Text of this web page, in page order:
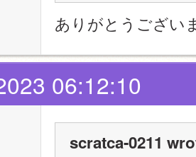
ありがとうござい
06:12:10
scratca-0211